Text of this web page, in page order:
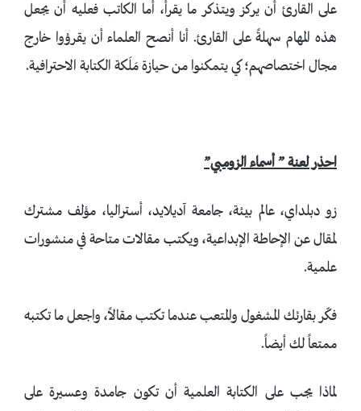
على القارئ أن يركز ويتذكر ما يقرأ، أما الكاتب فعليه أن يجعل
هذه المهام سهلةً على القارئ. أنا أنصح العلماء أن يقرؤوا خارج
مجال اختصاصهم؛ كي يتمكنوا من حيازة مَلَكة الكتابة الاحترافية.
احذر لعنة ” أسماء الزومبي”
زو دبلداي، عالم بيئة، جامعة آديلايد، أستراليا، مؤلف مشترك
لمقال عن الإحاطة الإبداعية، ويكتب مقالات متاحة في منشورات
علمية.
فكّر بقارئك المشغول والمتعب عندما تكتب مقالاً، واجعل ما تكتبه
ممتعاً لك أيضاً.
لماذا يجب على الكتابة العلمية أن تكون جامدة وعسيرة على